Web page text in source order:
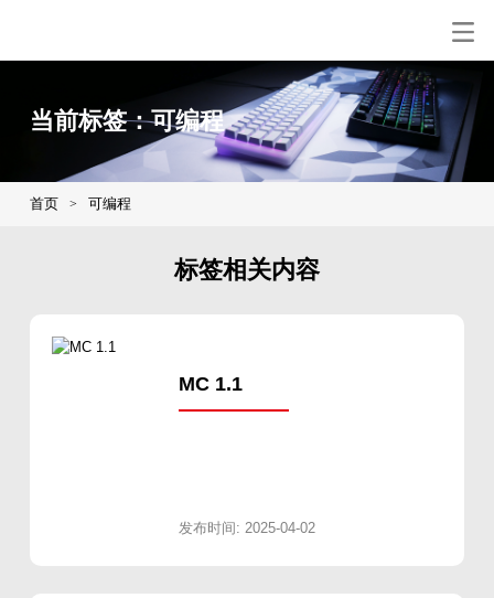
当前标签：可编程
首页 > 可编程
标签相关内容
MC 1.1
发布时间: 2025-04-02